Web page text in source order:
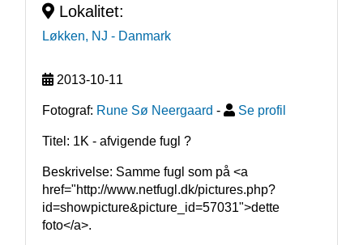
Lokalitet:
Løkken, NJ - Danmark
2013-10-11
Fotograf: Rune Sø Neergaard - Se profil
Titel: 1K - afvigende fugl ?
Beskrivelse: Samme fugl som på <a
href="http://www.netfugl.dk/pictures.php?
id=showpicture&picture_id=57031">dette
foto</a>.